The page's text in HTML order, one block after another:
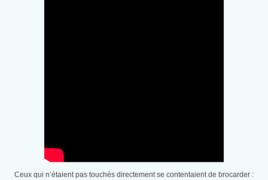
Ceux qui n’étaient pas touchés directement se contentaient de brocarder :